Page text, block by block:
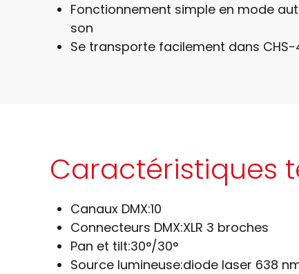
Fonctionnement simple en mode
son
Se transporte facilement dans CHS-
Caractéristiques
Canaux DMX:10
Connecteurs DMX:XLR 3 broches
Pan et tilt:30°/30°
Source lumineuse:diode laser 638